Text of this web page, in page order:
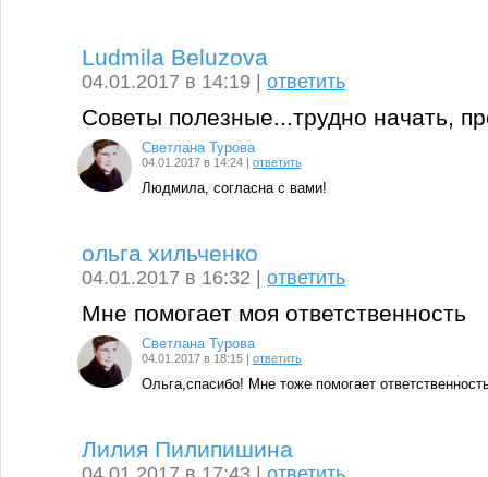
Ludmila Beluzova
04.01.2017 в 14:19 |ответить
Советы полезные...трудно начать,
Светлана Турова
04.01.2017 в 14:24 | ответить
Людмила, согласна с вами!
ольга хильченко
04.01.2017 в 16:32 |ответить
Мне помогает моя ответственность
Светлана Турова
04.01.2017 в 18:15 | ответить
Ольга,спасибо! Мне тоже помогает
Лилия Пилипишина